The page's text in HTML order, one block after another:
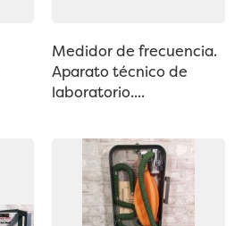
Medidor de frecuencia.
Aparato técnico de
laboratorio....